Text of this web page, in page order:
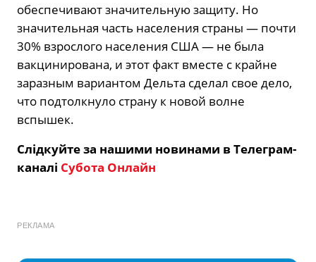
обеспечивают значительную защиту. Но
значительная часть населения страны — почти
30% взрослого населения США — не была
вакцинирована, и этот факт вместе с крайне
заразным вариантом Дельта сделал свое дело,
что подтолкнуло страну к новой волне
вспышек.
Слідкуйте за нашими новинами в Телеграм-
каналі Субота Онлайн
РЕКЛАМА